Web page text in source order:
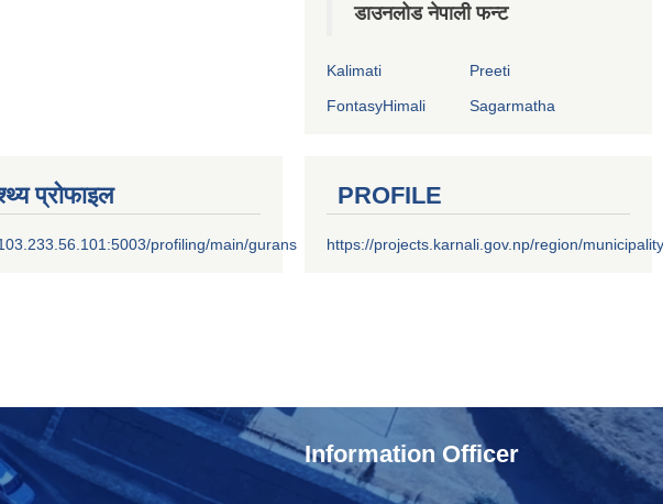
डाउनलोड नेपाली फन्ट
Kalimati
Preeti
FontasyHimali
Sagarmatha
प्रोफाइल
profiling/main/gurans
PROFILE
https://projects.karnali.gov.np/region/
Information Officer